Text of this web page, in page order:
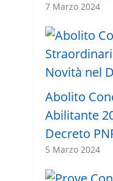
7 Marzo 2024
Abolito
Abilitante
Decreto
5 Marzo 2024